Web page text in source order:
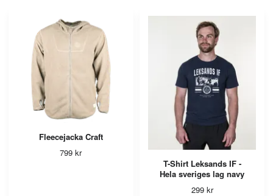
Fleecejacka Craft
799 kr
T-Shirt Leksands IF -
Hela sveriges lag navy
299 kr